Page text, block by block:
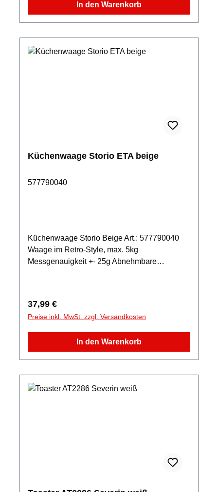
In den Warenkorb
Küchenwaage Storio ETA beige
577790040
Küchenwaage Storio Beige Art.: 577790040
Waage im Retro-Style, max. 5kg
Messgenauigkeit +- 25g Abnehmbare
Regulärer Preis:
37,99 €
Preise inkl. MwSt. zzgl. Versandkosten
In den Warenkorb